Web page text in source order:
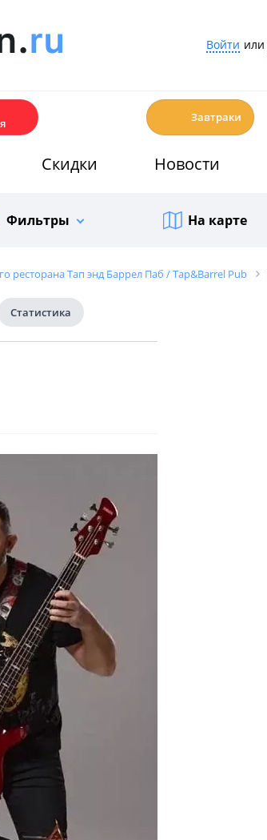
Войти или
Завтраки
Скидки Новости
Фильтры На карте
ресторана Тап энд Баррел Паб / Tap&Barrel Pub
Статистика